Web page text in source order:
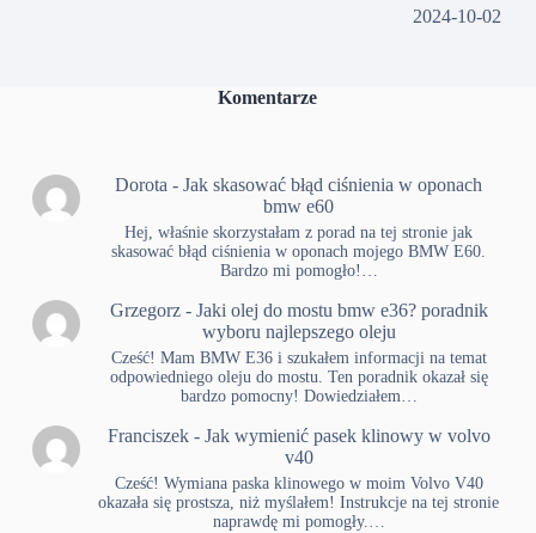
2024-10-02
Komentarze
Dorota -Jak skasować błąd ciśnienia w oponach
bmw e60
Hej, właśnie skorzystałam z porad na tej stronie jak
skasować błąd ciśnienia w oponach mojego BMW E60.
Bardzo mi pomogło!…
Grzegorz- Jaki olej do mostu bmw e36? poradnik
wyboru najlepszego oleju
Cześć! Mam BMW E36 i szukałem informacji na temat
odpowiedniego oleju do mostu. Ten poradnik okazał się
bardzo pomocny! Dowiedziałem…
Franciszek- Jak wymienić pasek klinowy w volvo
v40
Cześć! Wymiana paska klinowego w moim Volvo V40
okazała się prostsza, niż myślałem! Instrukcje na tej stronie
naprawdę mi pomogły.…